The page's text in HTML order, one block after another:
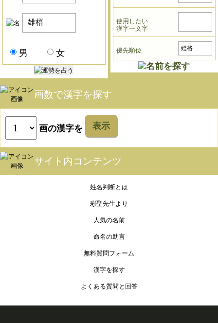
男 女
使用したい
漢字一文字
優先順位
画数で漢字を探す
画の漢字を 表示
サイト内コンテンツ
姓名判断とは
彩聖先生より
人気の名前
命名の助言
無料質問フォーム
漢字を探す
よくある質問と回答